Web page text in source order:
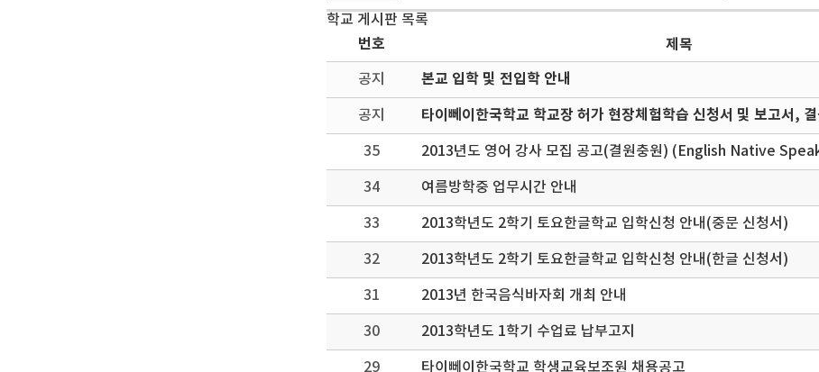
학교 게시판 목록
번호 제목
공지 본교 입학 및 전입학 안내
공지 타이뻬이한국학교 학교장 허가 현장체험학습 신청서 및 보고서,
35 2013년도 영어 강사 모집 공고(결원충원) (English Native
34 여름방학중 업무시간 안내
33 2013학년도 2학기 토요한글학교 입학신청 안내(중문 신청서)
32 2013학년도 2학기 토요한글학교 입학신청 안내(한글 신청서)
31 2013년 한국음식바자회 개최 안내
30 2013학년도 1학기 수업료 납부고지
29 타이뻬이한국학교 학생교육보조원 채용공고